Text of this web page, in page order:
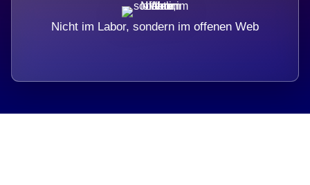
Nicht im Labor, sondern im offenen Web